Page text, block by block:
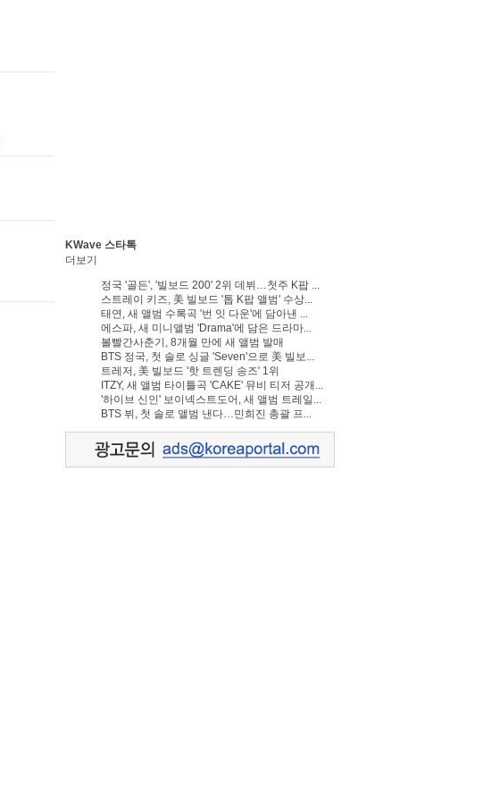
KWave 스타톡
더보기
정국 '골든', '빌보드 200' 2위 데뷔…첫주 K팝 ...
스트레이 키즈, 美 빌보드 '톱 K팝 앨범' 수상...
태연, 새 앨범 수록곡 '번 잇 다운'에 담아낸 ...
에스파, 새 미니앨범 'Drama'에 담은 드라마...
볼빨간사춘기, 8개월 만에 새 앨범 발매
BTS 정국, 첫 솔로 싱글 'Seven'으로 美 빌보...
트레저, 美 빌보드 '핫 트렌딩 송즈' 1위
ITZY, 새 앨범 타이틀곡 'CAKE' 뮤비 티저 공개...
'하이브 신인' 보이넥스트도어, 새 앨범 트레일...
BTS 뷔, 첫 솔로 앨범 낸다…민희진 총괄 프...